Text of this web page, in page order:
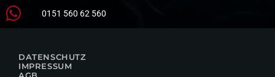
0151 560 62 560
DATENSCHUTZ
IMPRESSUM